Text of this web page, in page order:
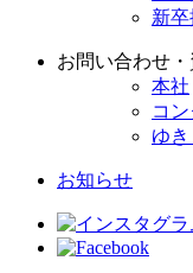
新卒
お問い合わせ
本社
コ
ゆ
お知らせ